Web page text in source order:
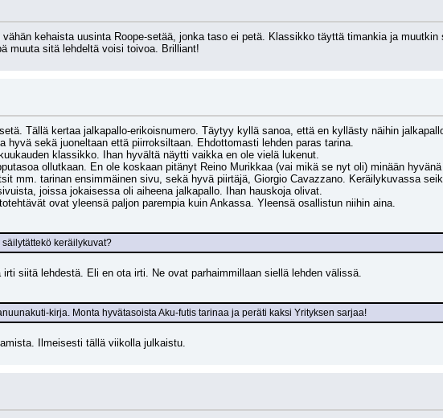
kehaista uusinta Roope-setää, jonka taso ei petä. Klassikko täyttä timankia ja
muuta sitä lehdeltä voisi toivoa. Brilliant!
Tällä kertaa jalkapallo-erikoisnumero. Täytyy kyllä sanoa, että en kyllästy näihin
hyvä sekä juoneltaan että piirroksiltaan. Ehdottomasti lehden paras tarina.
klassikko. Ihan hyvältä näytti vaikka en ole vielä lukenut.
ollutkaan. En ole koskaan pitänyt Reino Murikkaa (vai mikä se nyt oli) minään
mm. tarinan ensimmäinen sivu, sekä hyvä piirtäjä, Giorgio Cavazzano. Keräilykuvassa
joissa jokaisessa oli aiheena jalkapallo. Ihan hauskoja olivat.
ovat yleensä paljon parempia kuin Ankassa. Yleensä osallistun niihin aina.
keräilykuvat?
siitä lehdestä. Eli en ota irti. Ne ovat parhaimmillaan siellä lehden välissä.
kirja. Monta hyvätasoista Aku-futis tarinaa ja peräti kaksi Yrityksen sarjaa!
Ilmeisesti tällä viikolla julkaistu.